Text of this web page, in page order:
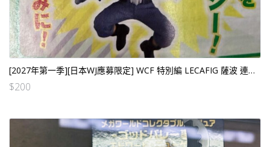
[2027年第一季][日本WJ應募限定] WCF 特別編 LECAFIG 薩波 連海賊王咭座及SP卡一張[日版] [全數HK$350/訂金$200]
$200